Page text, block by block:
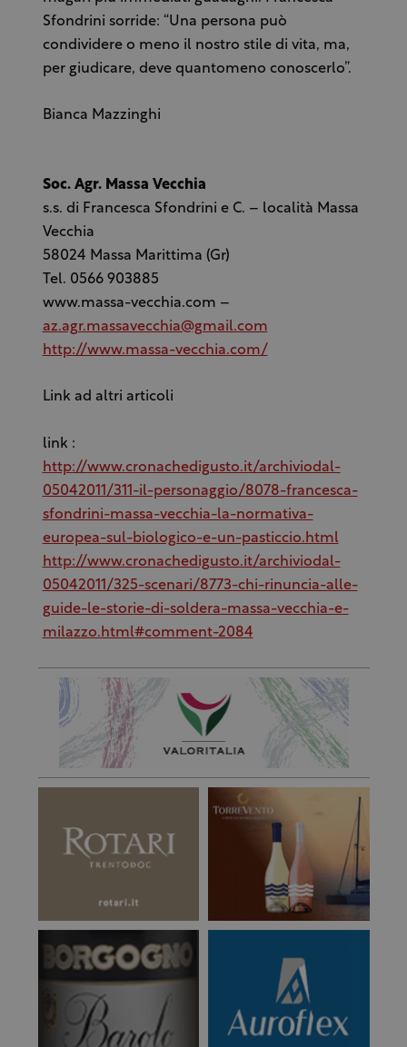
Sfondrini sorride: “Una persona può
condividere o meno il nostro stile di vita, ma,
per giudicare, deve quantomeno conoscerlo”.
Bianca Mazzinghi
Soc. Agr. Massa Vecchia
s.s. di Francesca Sfondrini e C. – località Massa
Vecchia
58024 Massa Marittima (Gr)
Tel. 0566 903885
www.massa-vecchia.com –
az.agr.massavecchia@gmail.com
http://www.massa-vecchia.com/
Link ad altri articoli
link :
http://www.cronachedigusto.it/archiviodal-
05042011/311-il-personaggio/8078-francesca-
sfondrini-massa-vecchia-la-normativa-
europea-sul-biologico-e-un-pasticcio.html
http://www.cronachedigusto.it/archiviodal-
05042011/325-scenari/8773-chi-rinuncia-alle-
guide-le-storie-di-soldera-massa-vecchia-e-
milazzo.html#comment-2084